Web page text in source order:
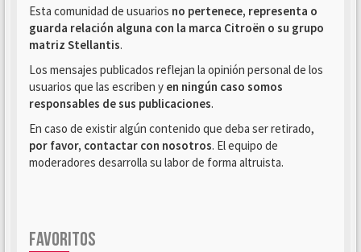
Esta comunidad de usuarios no pertenece, representa o
guarda relación alguna con la marca Citroën o su grupo
matriz Stellantis.
Los mensajes publicados reflejan la opinión personal de los
usuarios que las escriben y en ningún caso somos
responsables de sus publicaciones.
En caso de existir algún contenido que deba ser retirado,
por favor, contactar con nosotros. El equipo de
moderadores desarrolla su labor de forma altruista.
FAVORITOS